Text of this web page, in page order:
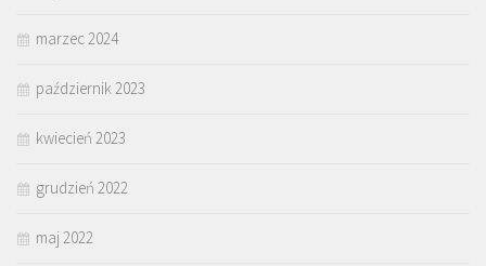
marzec 2024
październik 2023
kwiecień 2023
grudzień 2022
maj 2022